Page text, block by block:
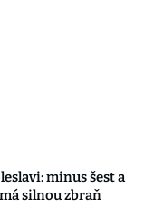
minus šest a
silnou zbraň